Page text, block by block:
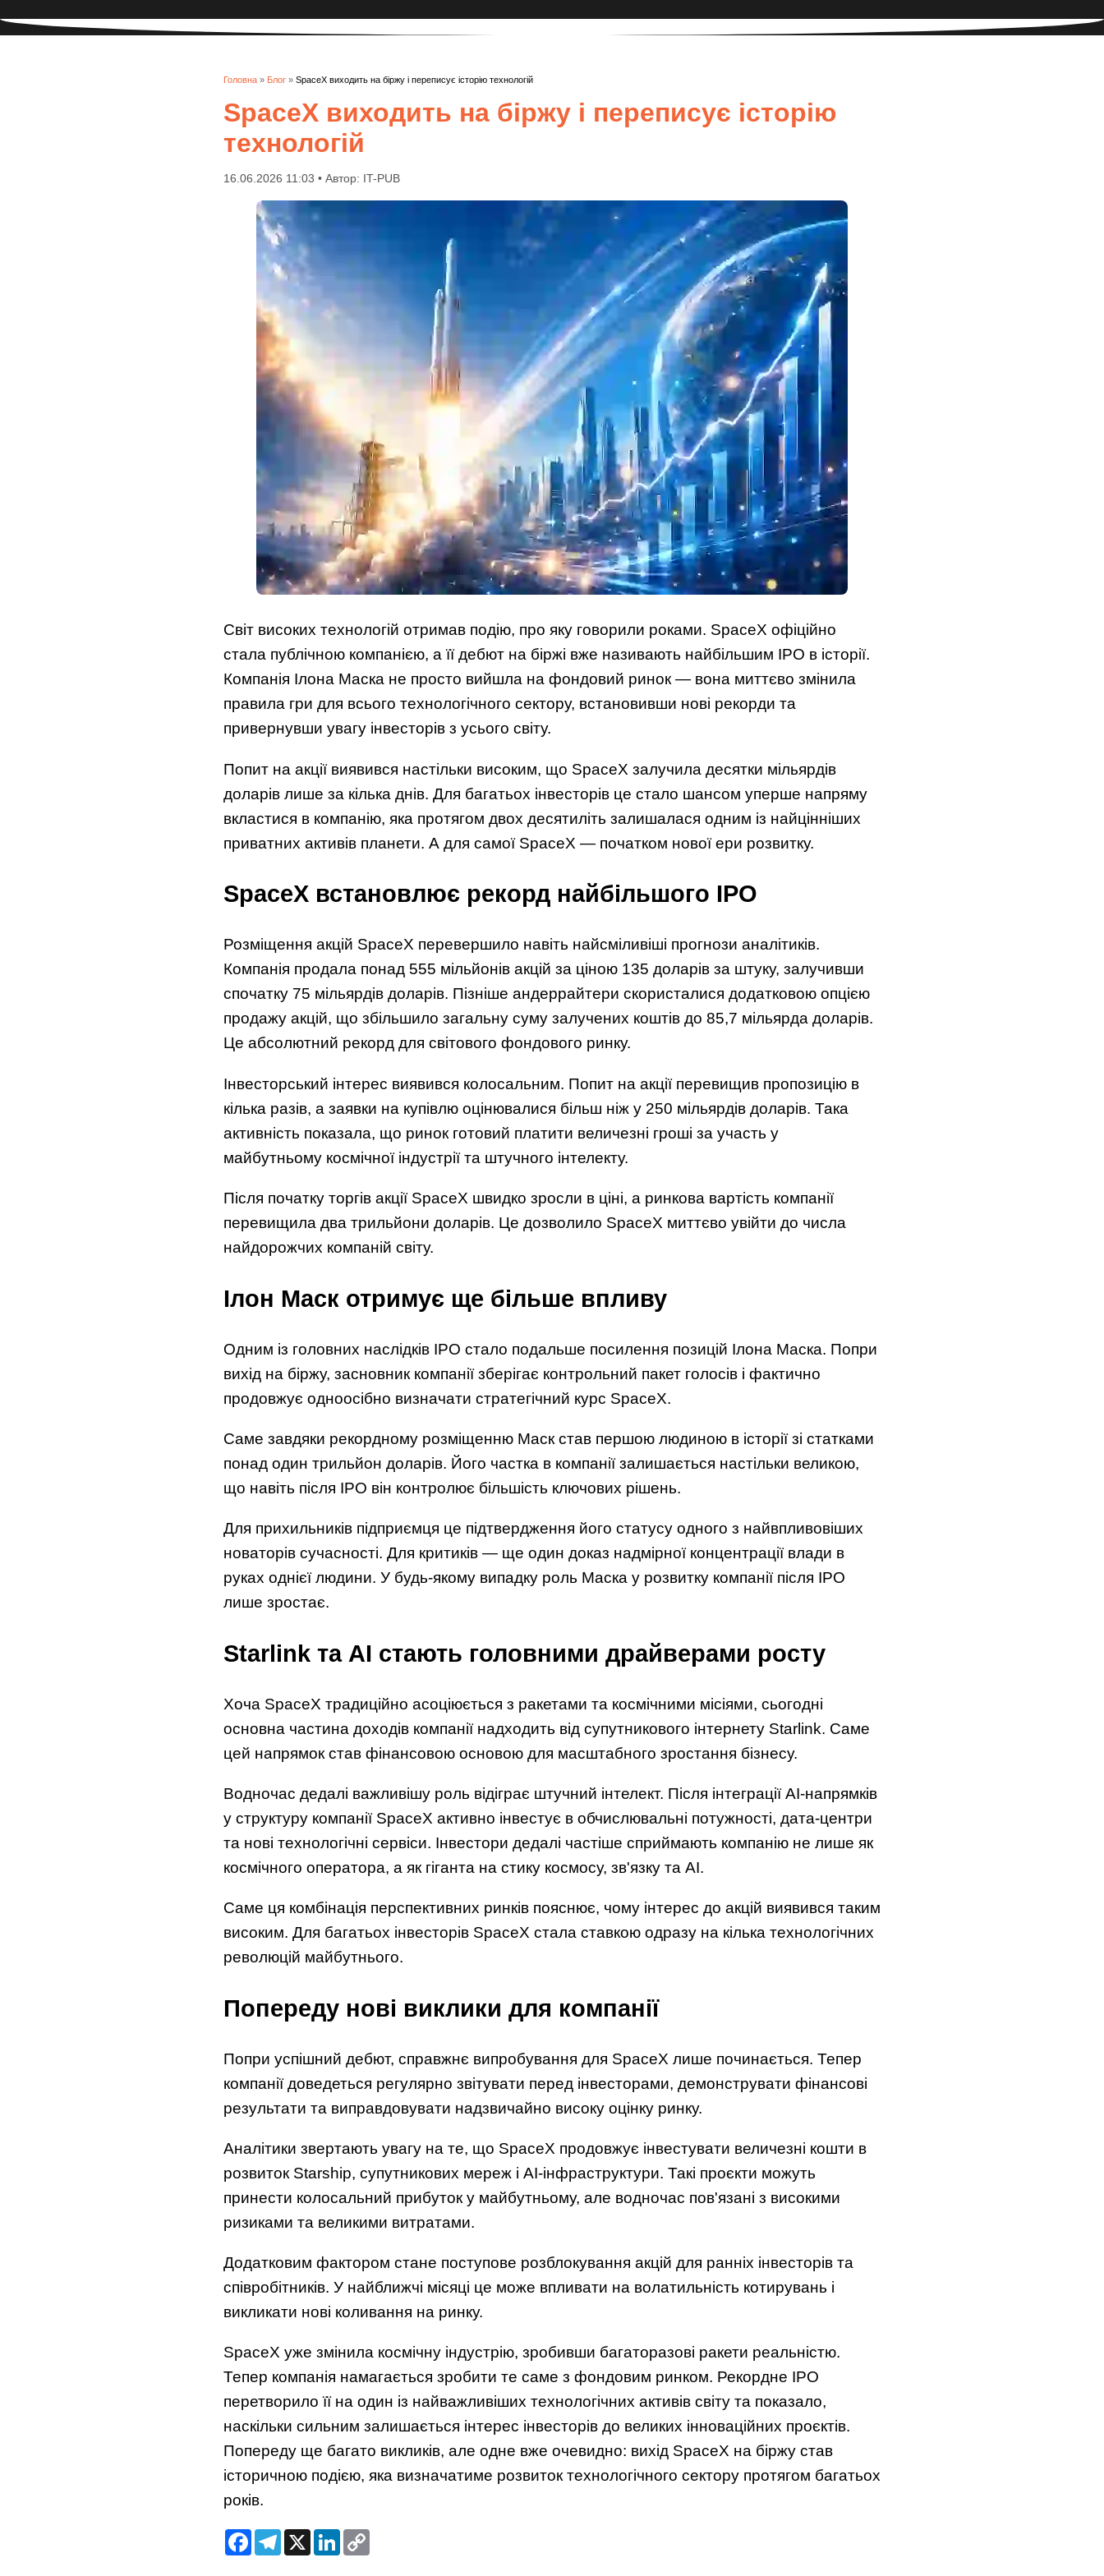
Головна » Блог » SpaceX виходить на біржу і переписує історію технологій
SpaceX виходить на біржу і переписує історію
технологій
16.06.2026 11:03 • Автор: IT-PUB
Світ високих технологій отримав подію, про яку говорили роками. SpaceX офіційно
стала публічною компанією, а її дебют на біржі вже називають найбільшим IPO в історії.
Компанія Ілона Маска не просто вийшла на фондовий ринок — вона миттєво змінила
правила гри для всього технологічного сектору, встановивши нові рекорди та
привернувши увагу інвесторів з усього світу.
Попит на акції виявився настільки високим, що SpaceX залучила десятки мільярдів
доларів лише за кілька днів. Для багатьох інвесторів це стало шансом уперше напряму
вкластися в компанію, яка протягом двох десятиліть залишалася одним із найцінніших
приватних активів планети. А для самої SpaceX — початком нової ери розвитку.
SpaceX встановлює рекорд найбільшого IPO
Розміщення акцій SpaceX перевершило навіть найсміливіші прогнози аналітиків.
Компанія продала понад 555 мільйонів акцій за ціною 135 доларів за штуку, залучивши
спочатку 75 мільярдів доларів. Пізніше андеррайтери скористалися додатковою опцією
продажу акцій, що збільшило загальну суму залучених коштів до 85,7 мільярда доларів.
Це абсолютний рекорд для світового фондового ринку.
Інвесторський інтерес виявився колосальним. Попит на акції перевищив пропозицію в
кілька разів, а заявки на купівлю оцінювалися більш ніж у 250 мільярдів доларів. Така
активність показала, що ринок готовий платити величезні гроші за участь у
майбутньому космічної індустрії та штучного інтелекту.
Після початку торгів акції SpaceX швидко зросли в ціні, а ринкова вартість компанії
перевищила два трильйони доларів. Це дозволило SpaceX миттєво увійти до числа
найдорожчих компаній світу.
Ілон Маск отримує ще більше впливу
Одним із головних наслідків IPO стало подальше посилення позицій Ілона Маска. Попри
вихід на біржу, засновник компанії зберігає контрольний пакет голосів і фактично
продовжує одноосібно визначати стратегічний курс SpaceX.
Саме завдяки рекордному розміщенню Маск став першою людиною в історії зі статками
понад один трильйон доларів. Його частка в компанії залишається настільки великою,
що навіть після IPO він контролює більшість ключових рішень.
Для прихильників підприємця це підтвердження його статусу одного з найвпливовіших
новаторів сучасності. Для критиків — ще один доказ надмірної концентрації влади в
руках однієї людини. У будь-якому випадку роль Маска у розвитку компанії після IPO
лише зростає.
Starlink та AI стають головними драйверами росту
Хоча SpaceX традиційно асоціюється з ракетами та космічними місіями, сьогодні
основна частина доходів компанії надходить від супутникового інтернету Starlink. Саме
цей напрямок став фінансовою основою для масштабного зростання бізнесу.
Водночас дедалі важливішу роль відіграє штучний інтелект. Після інтеграції AI-напрямків
у структуру компанії SpaceX активно інвестує в обчислювальні потужності, дата-центри
та нові технологічні сервіси. Інвестори дедалі частіше сприймають компанію не лише як
космічного оператора, а як гіганта на стику космосу, зв'язку та AI.
Саме ця комбінація перспективних ринків пояснює, чому інтерес до акцій виявився таким
високим. Для багатьох інвесторів SpaceX стала ставкою одразу на кілька технологічних
революцій майбутнього.
Попереду нові виклики для компанії
Попри успішний дебют, справжнє випробування для SpaceX лише починається. Тепер
компанії доведеться регулярно звітувати перед інвесторами, демонструвати фінансові
результати та виправдовувати надзвичайно високу оцінку ринку.
Аналітики звертають увагу на те, що SpaceX продовжує інвестувати величезні кошти в
розвиток Starship, супутникових мереж і AI-інфраструктури. Такі проєкти можуть
принести колосальний прибуток у майбутньому, але водночас пов'язані з високими
ризиками та великими витратами.
Додатковим фактором стане поступове розблокування акцій для ранніх інвесторів та
співробітників. У найближчі місяці це може впливати на волатильність котирувань і
викликати нові коливання на ринку.
SpaceX уже змінила космічну індустрію, зробивши багаторазові ракети реальністю.
Тепер компанія намагається зробити те саме з фондовим ринком. Рекордне IPO
перетворило її на один із найважливіших технологічних активів світу та показало,
наскільки сильним залишається інтерес інвесторів до великих інноваційних проєктів.
Попереду ще багато викликів, але одне вже очевидно: вихід SpaceX на біржу став
історичною подією, яка визначатиме розвиток технологічного сектору протягом багатьох
років.
FacebookTelegram
X LinkedIn